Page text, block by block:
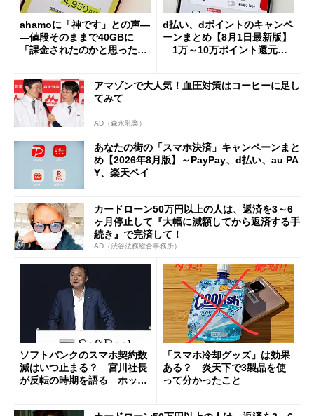
ahamoに「神です」との声―
―値段そのままで40GBに
「課金されたのかと思った」
d払い、dポイントのキャンペ
ーンまとめ【8月1日最新版】
1万～10万ポイント還元の
アマゾンで大人気！血圧対策はコーヒーに足し
てみて
AD（森永乳業）
あなたの街の「スマホ決済」キャンペーンまと
め【2026年8月版】～PayPay、d払い、au PA
Y、楽天ペイ
カードローン50万円以上の人は、返済を3～6
ヶ月停止して『大幅に減額してから返済する手
続き』で完済して！
AD（渋谷法務総合事務所）
ソフトバンクのスマホ契約数
減はいつ止まる？ 宮川社長
が反転の時期を語る ホッピ
「スマホ冷却グッズ」は効果
ある？ 炎天下で3製品を使
って分かったこと